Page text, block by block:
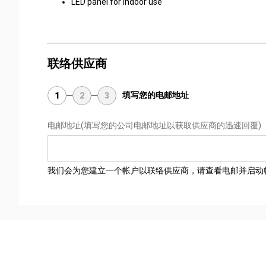
联络供应商
1 2 3 填写您的电邮地址
电邮地址(填写您的公司电邮地址以获取供应商的迅速回覆)
我们会为您建立一个帐户以联络供应商，请查看电邮并启动